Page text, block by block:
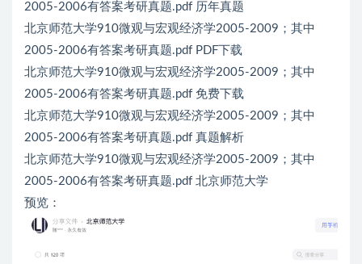
2005-2006有答案考研真题.pdf 历年真题
北京师范大学910微观与宏观经济学2005-2009；其中
2005-2006有答案考研真题.pdf PDF下载
北京师范大学910微观与宏观经济学2005-2009；其中
2005-2006有答案考研真题.pdf 免费下载
北京师范大学910微观与宏观经济学2005-2009；其中
2005-2006有答案考研真题.pdf 真题解析
北京师范大学910微观与宏观经济学2005-2009；其中
2005-2006有答案考研真题.pdf 北京师范大学
预览：